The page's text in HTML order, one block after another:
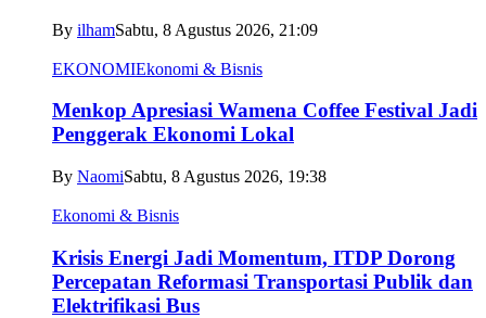
By ilhamSabtu, 8 Agustus 2026, 21:09
EKONOMIEkonomi & Bisnis
Menkop Apresiasi Wamena Coffee Festival Jadi
Penggerak Ekonomi Lokal
By NaomiSabtu, 8 Agustus 2026, 19:38
Ekonomi & Bisnis
Krisis Energi Jadi Momentum, ITDP Dorong
Percepatan Reformasi Transportasi Publik dan
Elektrifikasi Bus